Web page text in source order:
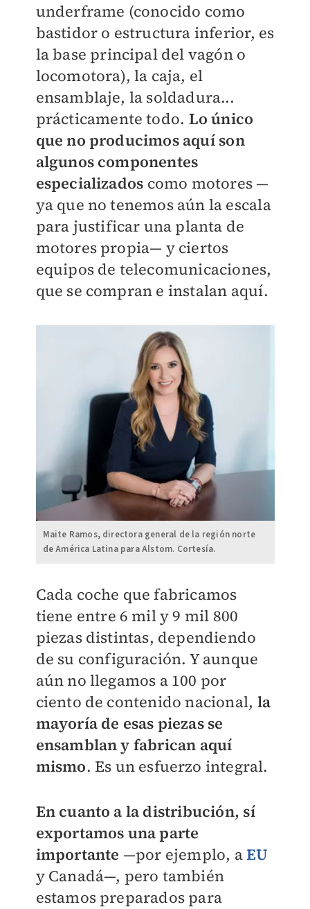
underframe (conocido como
bastidor o estructura inferior, es
la base principal del vagón o
locomotora), la caja, el
ensamblaje, la soldadura...
prácticamente todo. Lo único
que no producimos aquí son
algunos componentes
especializados como motores —
ya que no tenemos aún la escala
para justificar una planta de
motores propia— y ciertos
equipos de telecomunicaciones,
que se compran e instalan aquí.
Maite Ramos, directora general de la región norte
de América Latina para Alstom. Cortesía.
Cada coche que fabricamos
tiene entre 6 mil y 9 mil 800
piezas distintas, dependiendo
de su configuración. Y aunque
aún no llegamos a 100 por
ciento de contenido nacional, la
mayoría de esas piezas se
ensamblan y fabrican aquí
mismo. Es un esfuerzo integral.
En cuanto a la distribución, sí
exportamos una parte
importante —por ejemplo, aEU
y Canadá—, pero también
estamos preparados para